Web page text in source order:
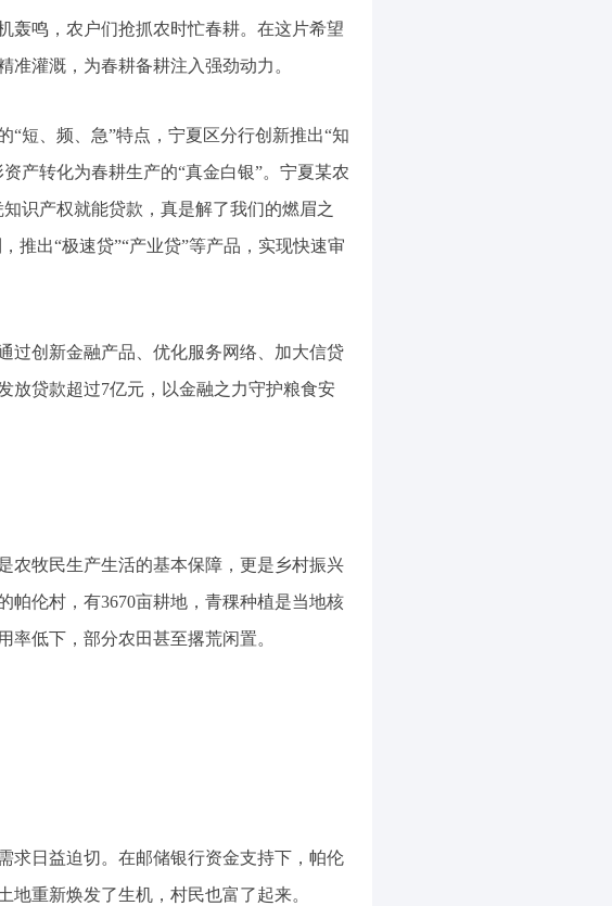
鸣，农户们抢抓农时忙春耕。在这片希望
准灌溉，为春耕备耕注入强劲动力。
、频、急”特点，宁夏区分行创新推出“知
产转化为春耕生产的“真金白银”。宁夏某农
识产权就能贷款，真是解了我们的燃眉之
推出“极速贷”“产业贷”等产品，实现快速审
创新金融产品、优化服务网络、加大信贷
放贷款超过7亿元，以金融之力守护粮食安
牧民生产生活的基本保障，更是乡村振兴
帕伦村，有3670亩耕地，青稞种植是当地核
低下，部分农田甚至撂荒闲置。
日益迫切。在邮储银行资金支持下，帕伦
重新焕发了生机，村民也富了起来。